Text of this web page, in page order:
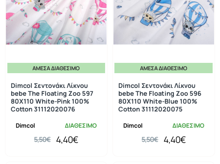
ΆΜΕΣΑ ΔΙΑΘΈΣΙΜΟ
Dimcol ΔΙΑΘΕΣΙΜΟ
Dimcol Σεντονάκι Λίκνου
bebe The Floating Zoo 597
80X110 White-Pink 100%
Cotton 31112020076
4,40€
5,50€
ΆΜΕΣΑ ΔΙΑΘΈΣΙΜΟ
Dimcol ΔΙΑΘΕΣΙΜΟ
Dimcol Σεντονάκι Λίκνου
bebe The Floating Zoo 596
80X110 White-Blue 100%
Cotton 31112020075
4,40€
5,50€